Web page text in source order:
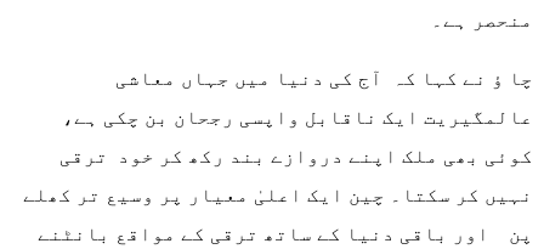
منحصر ہے۔
چا ؤ نے کہا کہ آج کی دنیا میں جہاں معاشی
عالمگیریت ایک ناقابل واپسی رجحان بن چکی ہے،
کوئی بھی ملک اپنے دروازے بند رکھ کر خود ترقی
نہیں کر سکتا۔ چین ایک اعلیٰ معیار پر وسیع تر کھلے
پن اور باقی دنیا کے ساتھ ترقی کے مواقع بانٹنے